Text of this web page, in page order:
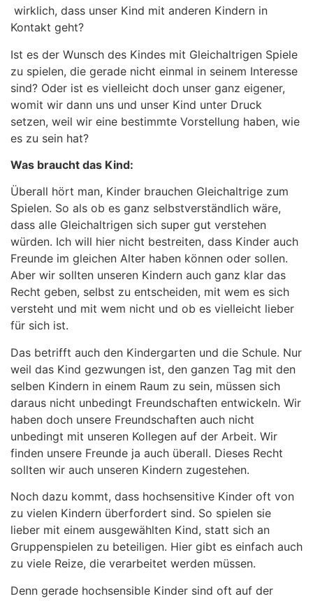
wirklich, dass unser Kind mit anderen Kindern in
Kontakt geht?
Ist es der Wunsch des Kindes mit Gleichaltrigen Spiele
zu spielen, die gerade nicht einmal in seinem Interesse
sind? Oder ist es vielleicht doch unser ganz eigener,
womit wir dann uns und unser Kind unter Druck
setzen, weil wir eine bestimmte Vorstellung haben, wie
es zu sein hat?
Was braucht das Kind:
Überall hört man, Kinder brauchen Gleichaltrige zum
Spielen. So als ob es ganz selbstverständlich wäre,
dass alle Gleichaltrigen sich super gut verstehen
würden. Ich will hier nicht bestreiten, dass Kinder auch
Freunde im gleichen Alter haben können oder sollen.
Aber wir sollten unseren Kindern auch ganz klar das
Recht geben, selbst zu entscheiden, mit wem es sich
versteht und mit wem nicht und ob es vielleicht lieber
für sich ist.
Das betrifft auch den Kindergarten und die Schule. Nur
weil das Kind gezwungen ist, den ganzen Tag mit den
selben Kindern in einem Raum zu sein, müssen sich
daraus nicht unbedingt Freundschaften entwickeln. Wir
haben doch unsere Freundschaften auch nicht
unbedingt mit unseren Kollegen auf der Arbeit. Wir
finden unsere Freunde ja auch überall. Dieses Recht
sollten wir auch unseren Kindern zugestehen.
Noch dazu kommt, dass hochsensitive Kinder oft von
zu vielen Kindern überfordert sind. So spielen sie
lieber mit einem ausgewählten Kind, statt sich an
Gruppenspielen zu beteiligen. Hier gibt es einfach auch
zu viele Reize, die verarbeitet werden müssen.
Denn gerade hochsensible Kinder sind oft auf der